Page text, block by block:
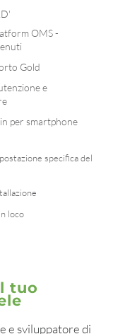
OMS -
Gold
e
per smartphone
specifica del
loco
tuo
e sviluppatore di